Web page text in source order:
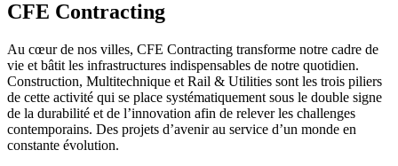
CFE Contracting
Au cœur de nos villes, CFE Contracting transforme notre cadre de
vie et bâtit les infrastructures indispensables de notre quotidien.
Construction, Multitechnique et Rail & Utilities sont les trois piliers
de cette activité qui se place systématiquement sous le double signe
de la durabilité et de l’innovation afin de relever les challenges
contemporains. Des projets d’avenir au service d’un monde en
constante évolution.